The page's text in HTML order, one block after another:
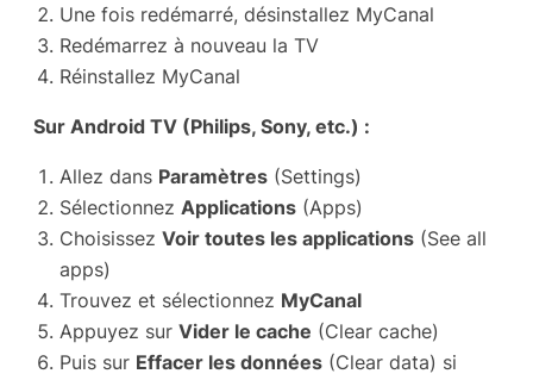
Une fois redémarré, désinstallez MyCanal
Redémarrez à nouveau la TV
Réinstallez MyCanal
Sur Android TV (Philips, Sony, etc.) :
Allez dans Paramètres (Settings)
Sélectionnez Applications (Apps)
Choisissez Voir toutes les applications (See all
apps)
Trouvez et sélectionnez MyCanal
Appuyez sur Vider le cache (Clear cache)
Puis sur Effacer les données (Clear data) si